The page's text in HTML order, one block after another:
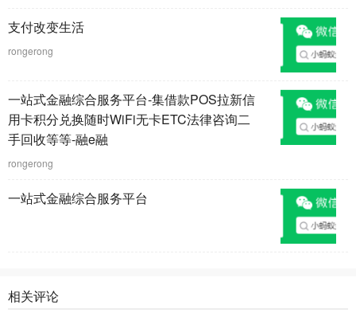
支付改变生活
rongerong
一站式金融综合服务平台-集借款POS拉新信
用卡积分兑换随时WiFi无卡ETC法律咨询二
手回收等等-融e融
rongerong
一站式金融综合服务平台
相关评论